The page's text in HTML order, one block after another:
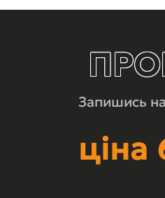
Запишись
ціна